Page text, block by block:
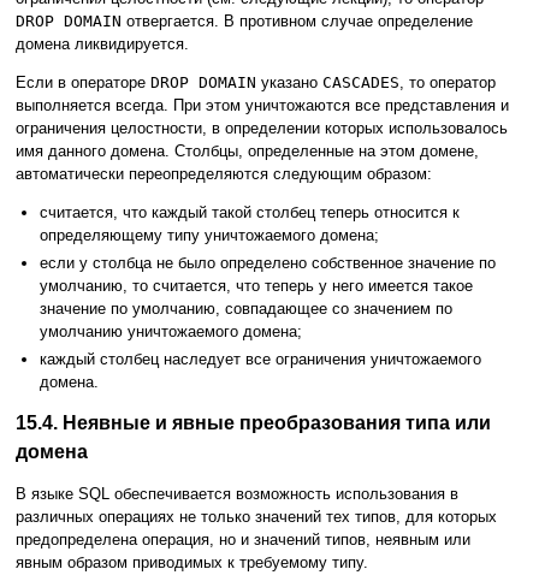
DROP DOMAIN отвергается. В противном случае определение
домена ликвидируется.
Если в операторе DROP DOMAIN указано CASCADES , то оператор
выполняется всегда. При этом уничтожаются все представления и
ограничения целостности, в определении которых использовалось
имя данного домена. Столбцы, определенные на этом домене,
автоматически переопределяются следующим образом:
считается, что каждый такой столбец теперь относится к
определяющему типу уничтожаемого домена;
если у столбца не было определено собственное значение по
умолчанию, то считается, что теперь у него имеется такое
значение по умолчанию, совпадающее со значением по
умолчанию уничтожаемого домена;
каждый столбец наследует все ограничения уничтожаемого
домена.
15.4. Неявные и явные преобразования типа или
домена
В языке SQL обеспечивается возможность использования в
различных операциях не только значений тех типов, для которых
предопределена операция, но и значений типов, неявным или
явным образом приводимых к требуемому типу.